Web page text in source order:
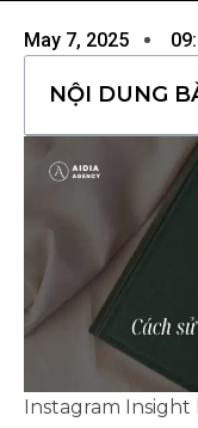
May 7, 2025
NỘI DUNG
Instagram